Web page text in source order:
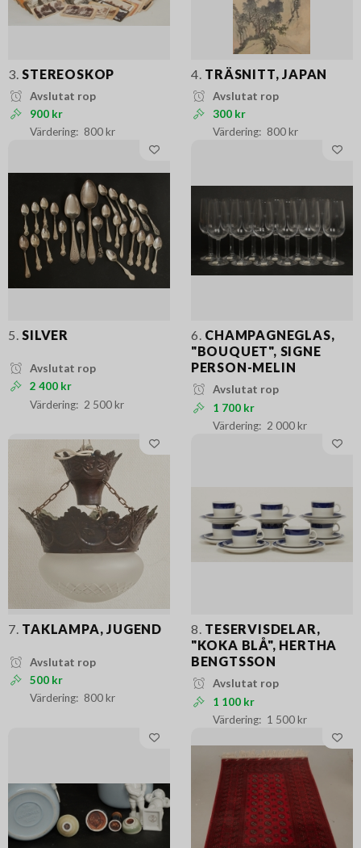
3. STEREOSKOP
Avslutat rop
900 kr
800 kr
4. TRÄSNITT, JAPAN
Avslutat rop
300 kr
800 kr
5. SILVER
Avslutat rop
2 400 kr
2 500 kr
6. CHAMPAGNEGLAS,
"BOUQUET", SIGNE
PERSON-MELIN
Avslutat rop
1 700 kr
2 000 kr
7. TAKLAMPA, JUGEND
Avslutat rop
500 kr
800 kr
8. TESERVISDELAR,
"KOKA BLÅ", HERTHA
BENGTSSON
Avslutat rop
1 100 kr
1 500 kr